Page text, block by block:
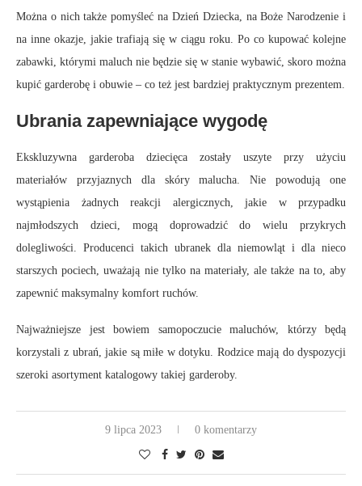
Można o nich także pomyśleć na Dzień Dziecka, na Boże Narodzenie i
na inne okazje, jakie trafiają się w ciągu roku. Po co kupować kolejne
zabawki, którymi maluch nie będzie się w stanie wybawić, skoro można
kupić garderobę i obuwie – co też jest bardziej praktycznym prezentem.
Ubrania zapewniające wygodę
Ekskluzywna garderoba dziecięca zostały uszyte przy użyciu
materiałów przyjaznych dla skóry malucha. Nie powodują one
wystąpienia żadnych reakcji alergicznych, jakie w przypadku
najmłodszych dzieci, mogą doprowadzić do wielu przykrych
dolegliwości. Producenci takich ubranek dla niemowląt i dla nieco
starszych pociech, uważają nie tylko na materiały, ale także na to, aby
zapewnić maksymalny komfort ruchów.
Najważniejsze jest bowiem samopoczucie maluchów, którzy będą
korzystali z ubrań, jakie są miłe w dotyku. Rodzice mają do dyspozycji
szeroki asortyment katalogowy takiej garderoby.
9 lipca 2023 0 komentarzy